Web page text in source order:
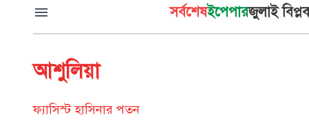
সর্বশেষইপেপারজুলাই বিপ্লব
আশুলিয়া
ফ্যাসিস্ট হাসিনার পতন